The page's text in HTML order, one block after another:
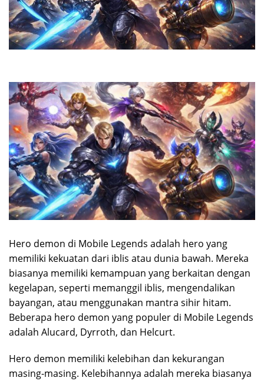
Hero demon di Mobile Legends adalah hero yang
memiliki kekuatan dari iblis atau dunia bawah. Mereka
biasanya memiliki kemampuan yang berkaitan dengan
kegelapan, seperti memanggil iblis, mengendalikan
bayangan, atau menggunakan mantra sihir hitam.
Beberapa hero demon yang populer di Mobile Legends
adalah Alucard, Dyrroth, dan Helcurt.
Hero demon memiliki kelebihan dan kekurangan
masing-masing. Kelebihannya adalah mereka biasanya